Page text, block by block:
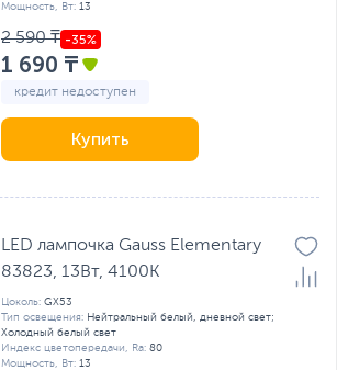
Мощность, Вт: 13
2 590 ₸
1 690 ₸
кредит недоступен
Купить
LED лампочка Gauss Elementary
83823, 13Вт, 4100K
Цоколь: GX53
Тип освещения: Нейтральный белый, дневной свет;
Холодный белый свет
Индекс цветопередачи, Ra: 80
Мощность, Вт: 13